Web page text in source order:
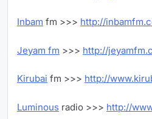
Inbam fm >>> http://
Jeyam fm >>> http://
Kirubai fm >>> http://
Luminous radio >>> http://